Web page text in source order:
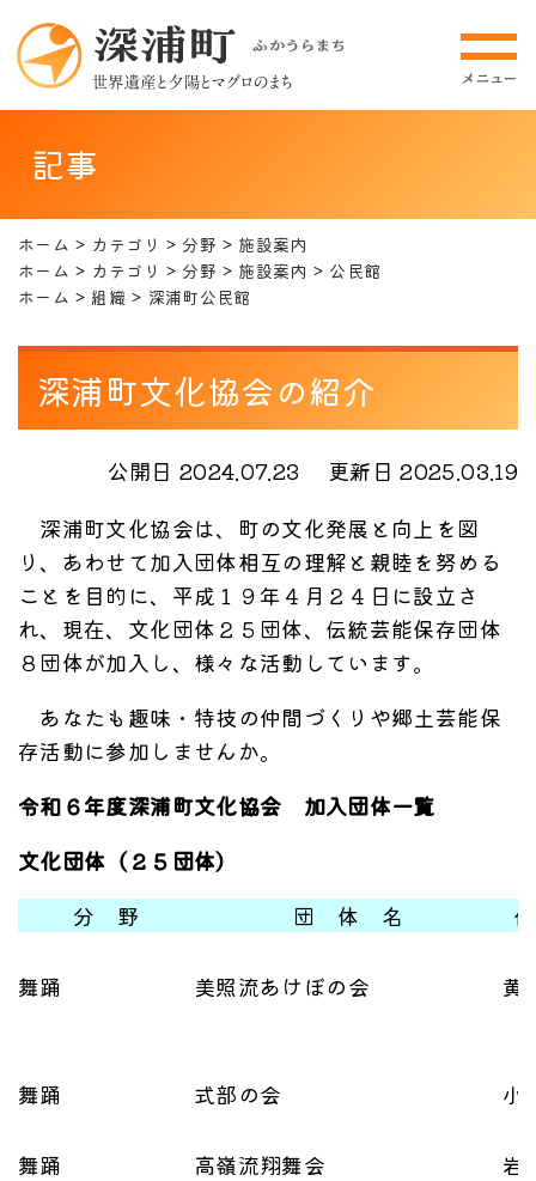
記事
ホーム カテゴリ 分野
施設案内
ホーム
カテゴリ 分野 施設案内
公民館
ホーム
組織 深浦町公民館
深浦町文化協会の紹介
公開日 2024.07.23
更新日 2025.03.19
深浦町文化協会は、町の文化発展と向上を図
り、あわせて加入団体相互の理解と親睦を努める
ことを目的に、平成１９年４月２４日に設立さ
れ、現在、文化団体２５団体、伝統芸能保存団体
８団体が加入し、様々な活動しています。
あなたも趣味・特技の仲間づくりや郷土芸能保
存活動に参加しませんか。
令和６年度深浦町文化協会 加入団体一覧
文化団体（２５団体）
分 野
団 体 名
舞踊 美照流あけぼの会 黄
舞踊 式部の会 小
舞踊 高嶺流翔舞会 岩